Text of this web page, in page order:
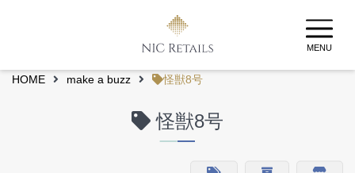
MENU
HOME make a buzz 怪獣8号
怪獣8号